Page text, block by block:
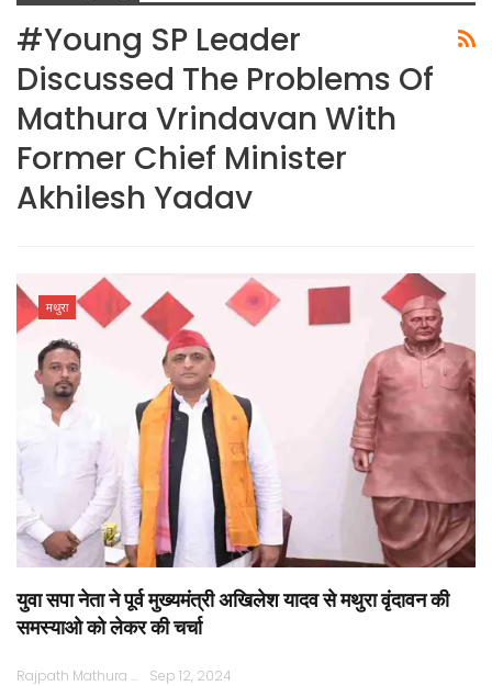
#Young SP Leader
Discussed The Problems Of
Mathura Vrindavan With
Former Chief Minister
Akhilesh Yadav
मथुरा
युवा सपा नेता ने पूर्व मुख्यमंत्री अखिलेश यादव से मथुरा वृंदावन की
समस्याओ को लेकर की चर्चा
Rajpath Mathura Sep 12, 2024